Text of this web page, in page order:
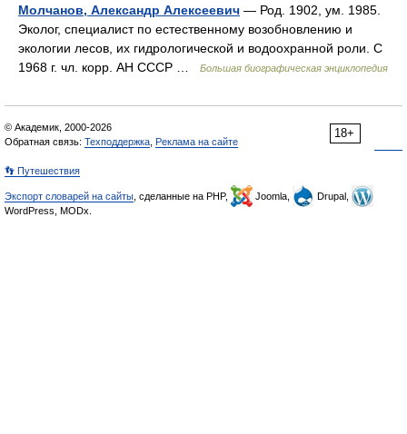
Молчанов, Александр Алексеевич — Род. 1902, ум. 1985.
Эколог, специалист по естественному возобновлению и
экологии лесов, их гидрологической и водоохранной роли. С
1968 г. чл. корр. АН СССР …
Большая биографическая энциклопедия
18+
© Академик, 2000-2026
Обратная связь: Техподдержка Реклама на сайте
👣 Путешествия
Экспорт словарей на сайты , сделанные на PHP, Joomla,
Drupal,
WordPress, MODx.